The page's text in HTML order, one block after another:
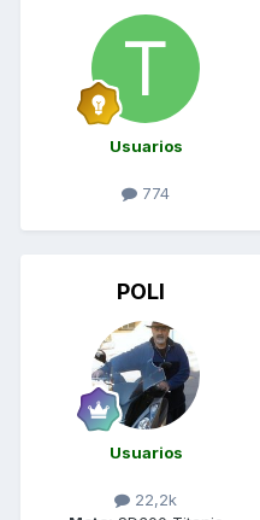
Usuarios
774
POLI
Usuarios
22,2k